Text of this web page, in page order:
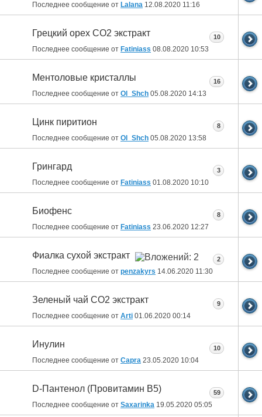
Последнее сообщение от Lalana 12.08.2020 11:16
Грецкий орех СО2 экстракт
Последнее сообщение от Fatiniass 08.08.2020 10:53
10
Ментоловые кристаллы
Последнее сообщение от Ol_Shch 05.08.2020 14:13
16
Цинк пиритион
Последнее сообщение от Ol_Shch 05.08.2020 13:58
8
Грингард
Последнее сообщение от Fatiniass 01.08.2020 10:10
3
Биофенс
Последнее сообщение от Fatiniass 23.06.2020 12:27
8
Фиалка сухой экстракт
Последнее сообщение от penzakyrs 14.06.2020 11:30
2
Зеленый чай СО2 экстракт
Последнее сообщение от Arti 01.06.2020 00:14
9
Инулин
Последнее сообщение от Capra 23.05.2020 10:04
10
D-Пантенол (Провитамин B5)
Последнее сообщение от Saxarinka 19.05.2020 05:05
59